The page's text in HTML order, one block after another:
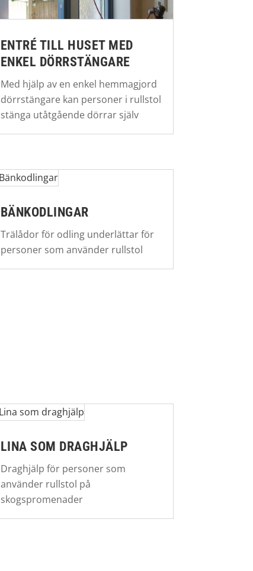
ENTRÉ TILL HUSET MED
ENKEL DÖRRSTÄNGARE
Med hjälp av en enkel hemmagjord
dörrstängare kan personer i rullstol
stänga utåtgående dörrar själv
BÄNKODLINGAR
Trälådor för odling underlättar för
personer som använder rullstol
LINA SOM DRAGHJÄLP
Draghjälp för personer som
använder rullstol på
skogspromenader